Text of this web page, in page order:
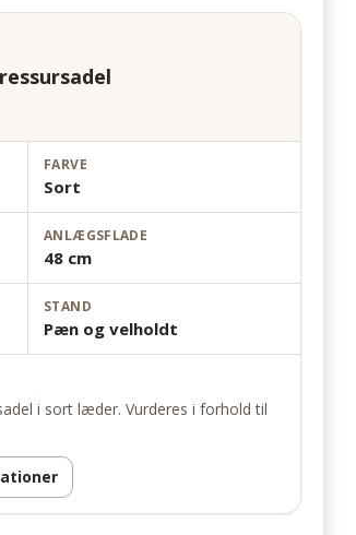
FARVE
Sort
ANLÆGSFLADE
48 cm
STAND
Pæn og velholdt
i sort læder. Vurderes i forhold til